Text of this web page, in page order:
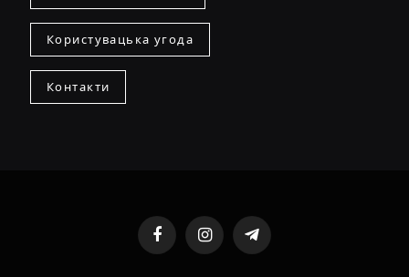
Користувацька угода
Контакти
FacebookInstagramTelegram